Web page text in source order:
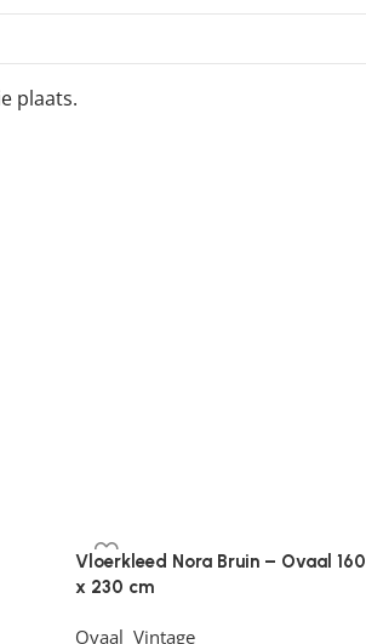
plaats.
Vloerkleed Nora Bruin – Ovaal 160
x 230 cm
Ovaal Vintage